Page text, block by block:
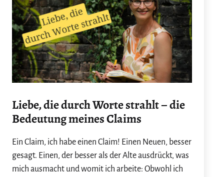
Liebe, die durch Worte strahlt – die
Bedeutung meines Claims
Ein Claim, ich habe einen Claim! Einen Neuen, besser
gesagt. Einen, der besser als der Alte ausdrückt, was
mich ausmacht und womit ich arbeite: Obwohl ich